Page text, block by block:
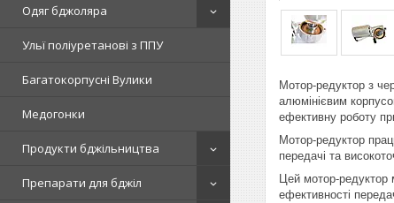
Одяг бджоляра
Ульї поліуретанові з ППУ
Багатокорпусні Вулики
Медогонки
Продукти бджільництва
Препарати для бджіл
Мотор-редуктор з
алюмінієвим
ефективну роботу
Мотор-редуктор
передачі та
Цей мотор-
ефективності